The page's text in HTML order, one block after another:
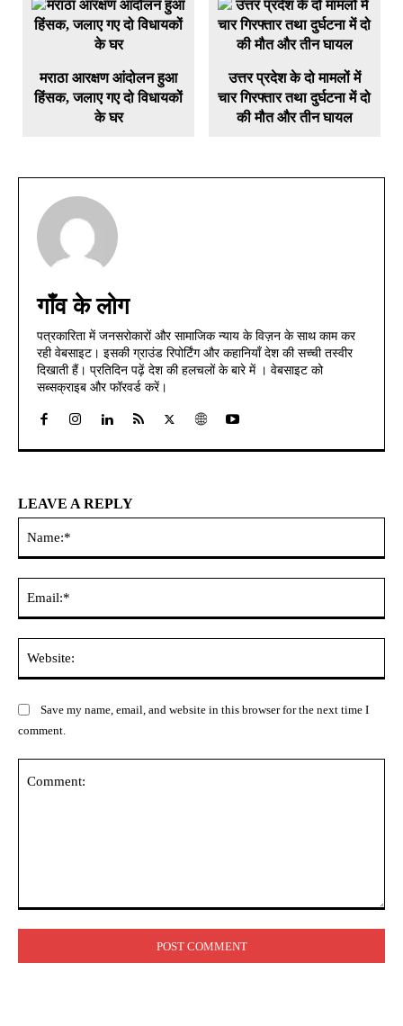
मराठा आरक्षण आंदोलन हुआ
हिंसक, जलाए गए दो विधायकों
के घर
उत्तर प्रदेश के दो मामलों में
चार गिरफ्तार तथा दुर्घटना में दो
की मौत और तीन घायल
गाँव के लोग
पत्रकारिता में जनसरोकारों और सामाजिक न्याय के विज़न के साथ काम कर
रही वेबसाइट। इसकी ग्राउंड रिपोर्टिंग और कहानियाँ देश की सच्ची तस्वीर
दिखाती हैं। प्रतिदिन पढ़ें देश की हलचलों के बारे में । वेबसाइट को
सब्सक्राइब और फॉरवर्ड करें।
LEAVE A REPLY
Save my name, email, and website in this browser for the next time I
comment.